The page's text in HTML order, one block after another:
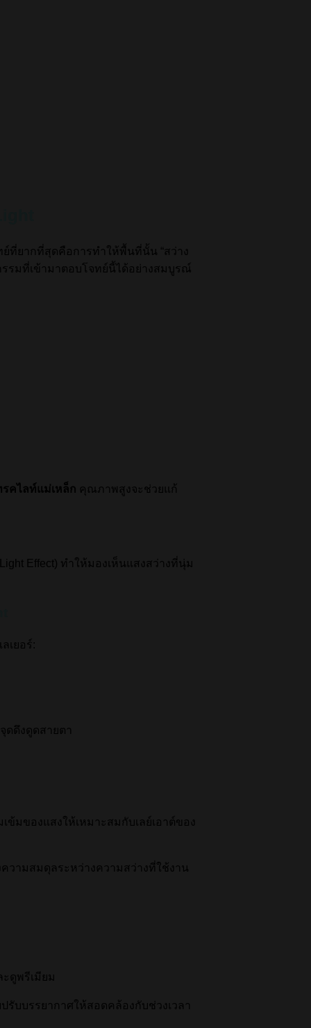
ที่ยากที่สุดคือการทำให้พื้นที่นั้น “สว่าง
รมที่เข้ามาตอบโจทย์นี้ได้อย่างสมบูรณ์
คไลท์แม่เหล็ก คุณภาพสูงจะช่วยแก้
Effect) ทำให้มองเห็นแสงสว่างที่นุ่ม
เยอร์:
ดดึงดูดสายตา
ข้มของแสงให้เหมาะสมกับเลย์เอาต์ของ
วามสมดุลระหว่างความสว่างที่ใช้งาน
ดูพรีเมียม
บบรรยากาศให้สอดคล้องกับช่วงเวลา